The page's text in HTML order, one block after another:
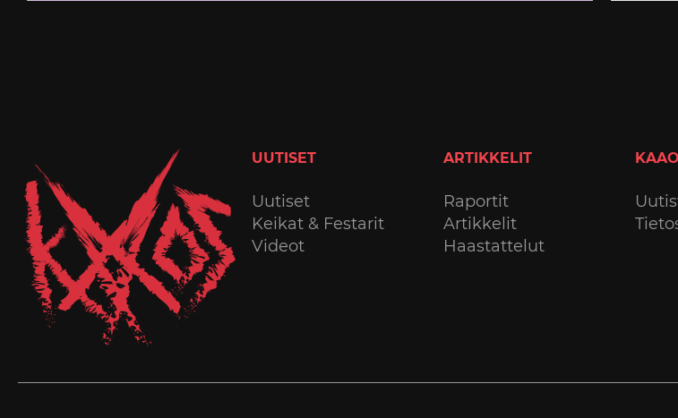
UUTISET
Uutiset
Keikat & Festarit
Videot
ARTIKKELIT
Raportit
Artikkelit
Haastattelut